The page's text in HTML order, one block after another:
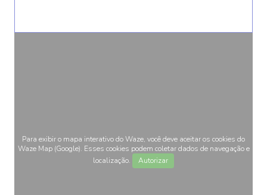
Para exibir o mapa interativo do Waze, você deve aceitar os cookies do
Waze Map (Google). Esses cookies podem coletar dados de navegação e
localização.
Autorizar